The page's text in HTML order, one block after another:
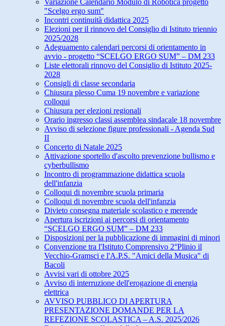
Variazione Calendario Modulo di Robotica progetto
"Scelgo ergo sum"
Incontri continuità didattica 2025
Elezioni per il rinnovo del Consiglio di Istituto triennio
2025/2028
Adeguamento calendari percorsi di orientamento in
avvio - progetto “SCELGO ERGO SUM” – DM 233
Liste elettorali rinnovo del Consiglio di Istituto 2025-
2028
Consigli di classe secondaria
Chiusura plesso Cuma 19 novembre e variazione
colloqui
Chiusura per elezioni regionali
Orario ingresso classi assemblea sindacale 18 novembre
Avviso di selezione figure professionali - Agenda Sud
II
Concerto di Natale 2025
Attivazione sportello d'ascolto prevenzione bullismo e
cyberbullismo
Incontro di programmazione didattica scuola
dell'infanzia
Colloqui di novembre scuola primaria
Colloqui di novembre scuola dell'infanzia
Divieto consegna materiale scolastico e merende
Apertura iscrizioni ai percorsi di orientamento
“SCELGO ERGO SUM” – DM 233
Disposizioni per la pubblicazione di immagini di minori
Convenzione tra l'Istituto Comprensivo 2°Plinio il
Vecchio-Gramsci e l'A.P.S. "Amici della Musica" di
Bacoli
Avvisi vari di ottobre 2025
Avviso di interruzione dell'erogazione di energia
elettrica
AVVISO PUBBLICO DI APERTURA
PRESENTAZIONE DOMANDE PER LA
REFEZIONE SCOLASTICA – A.S. 2025/2026